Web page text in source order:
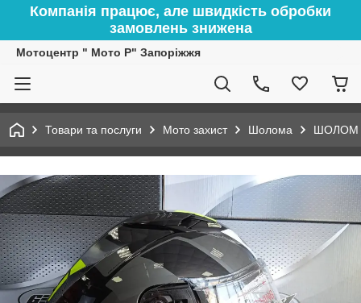
Компанія працює, але швидкість обробки
замовлень знижена
Мотоцентр " Мото Р" Запоріжжя
Товари та послуги Мото захист Шолома ШОЛОМ